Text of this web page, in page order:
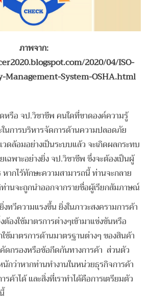
ภาพจาก:
2020/04/ISO-
Management-System-OSHA.html
อ จป.วิชาชีพ คนใดที่ขาดองค์ความรู้
นการบริหารจัดการด้านความปลอดภัย
ดล้อมอย่างเป็นระบบแล้ว จะเกิดผลกระทบ
ฉพาะอย่างยิ่ง จป.วิชาชีพ ซึ่งจะต้องเป็นผู้
ากไร้ทักษะความสามารถนี้ ท่านจะกลาย
านจะถูกนำออกจากรายชื่อผู้เรียกสัมภาษณ์
วามแรงขึ้น ยิ่งในภาวะสงครามการค้า
ต้องใช้มาตรการต่างๆเข้ามาแข่งขันหรือ
มาตรการด้านมาตรฐานต่างๆ ของสินค้า
คัดกรองหรือข้อกีดกันทางการค้า ส่วนตัว
กว่าหากท่านทำงานในหน่วยธุรกิจการค้า
ค้าได้ และสิ่งที่เราทำได้คือการเตรียมตัว